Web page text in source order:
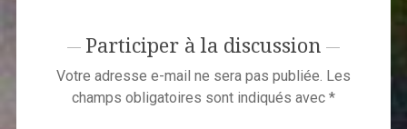
Participer à la discussion
Votre adresse e-mail ne sera pas publiée. Les
champs obligatoires sont indiqués avec *